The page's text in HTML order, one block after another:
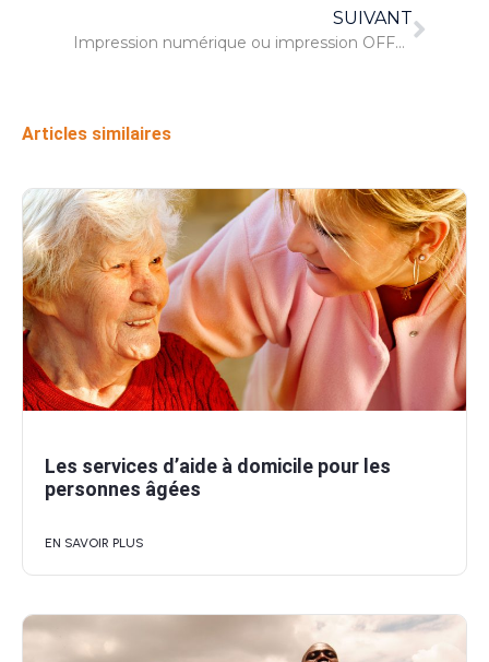
SUIVANT
Impression numérique ou impression OFFSET ?
Articles similaires
Les services d’aide à domicile pour les
personnes âgées
EN SAVOIR PLUS